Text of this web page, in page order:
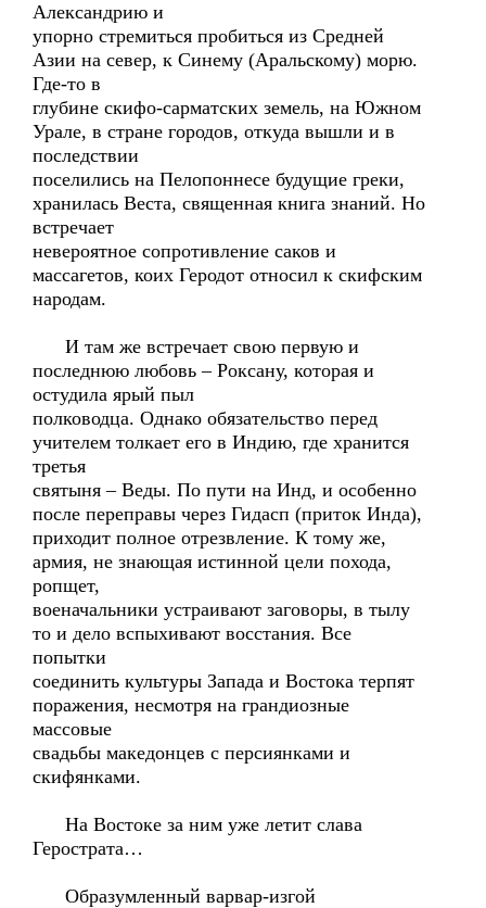
Александрию и
упорно стремиться пробиться из Средней
Азии на север, к Синему (Аральскому) морю.
Где-то в
глубине скифо-сарматских земель, на Южном
Урале, в стране городов, откуда вышли и в
последствии
поселились на Пелопоннесе будущие греки,
хранилась Веста, священная книга знаний. Но
встречает
невероятное сопротивление саков и
массагетов, коих Геродот относил к скифским
народам.
И там же встречает свою первую и
последнюю любовь – Роксану, которая и
остудила ярый пыл
полководца. Однако обязательство перед
учителем толкает его в Индию, где хранится
третья
святыня – Веды. По пути на Инд, и особенно
после переправы через Гидасп (приток Инда),
приходит полное отрезвление. К тому же,
армия, не знающая истинной цели похода,
ропщет,
военачальники устраивают заговоры, в тылу
то и дело вспыхивают восстания. Все
попытки
соединить культуры Запада и Востока терпят
поражения, несмотря на грандиозные
массовые
свадьбы македонцев с персиянками и
скифянками.
На Востоке за ним уже летит слава
Герострата…
Образумленный варвар-изгой